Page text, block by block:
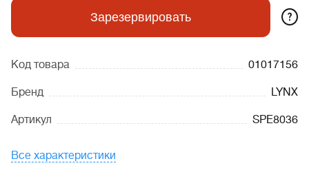
Зарезервировать ?
Код товара 01017156
Бренд LYNX
Артикул SPE8036
Все характеристики